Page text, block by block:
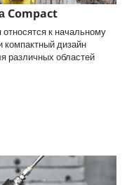
Compact
к начальному
компактный дизайн
различных областей